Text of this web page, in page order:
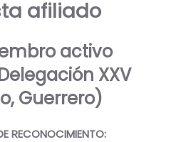
afiliado
activo
XXV
Guerrero)
RECONOCIMIENTO: